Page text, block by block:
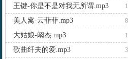
王键-你是不是对我无所谓.mp3
美人窝-云菲菲.mp3
大姑娘-阚杰.mp3
歌曲纤夫的爱.mp3